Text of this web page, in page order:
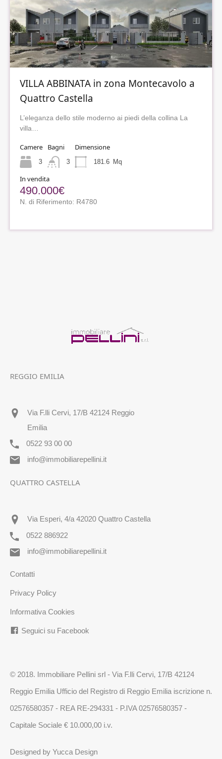
VILLA ABBINATA in zona Montecavolo a
Quattro Castella
L’eleganza dello stile moderno ai piedi della collina La
villa…
Camere
3
Bagni
3
Dimensione
181.6 Mq
In vendita
490.000€
N. di Riferimento: R4780
REGGIO EMILIA
Via F.lli Cervi, 17/B 42124 Reggio
Emilia
0522 93 00 00
info@immobiliarepellini.it
QUATTRO CASTELLA
Via Esperi, 4/a 42020 Quattro Castella
0522 886922
info@immobiliarepellini.it
Contatti
Privacy Policy
Informativa Cookies
Seguici su Facebook
© 2018. Immobiliare Pellini srl - Via F.lli Cervi, 17/B 42124
Reggio Emilia Ufficio del Registro di Reggio Emilia iscrizione n.
02576580357 - REA RE-294331 - P.IVA 02576580357 -
Capitale Sociale € 10.000,00 i.v.
Designed by Yucca Design